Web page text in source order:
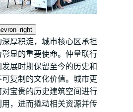
厚积淀，城市核心区承担
显的重要使命。仲量联行
展时期保留至今的历史和
复制的文化价值。城市更
宝贵的历史建筑空间进行
，进而撬动相关资源并传